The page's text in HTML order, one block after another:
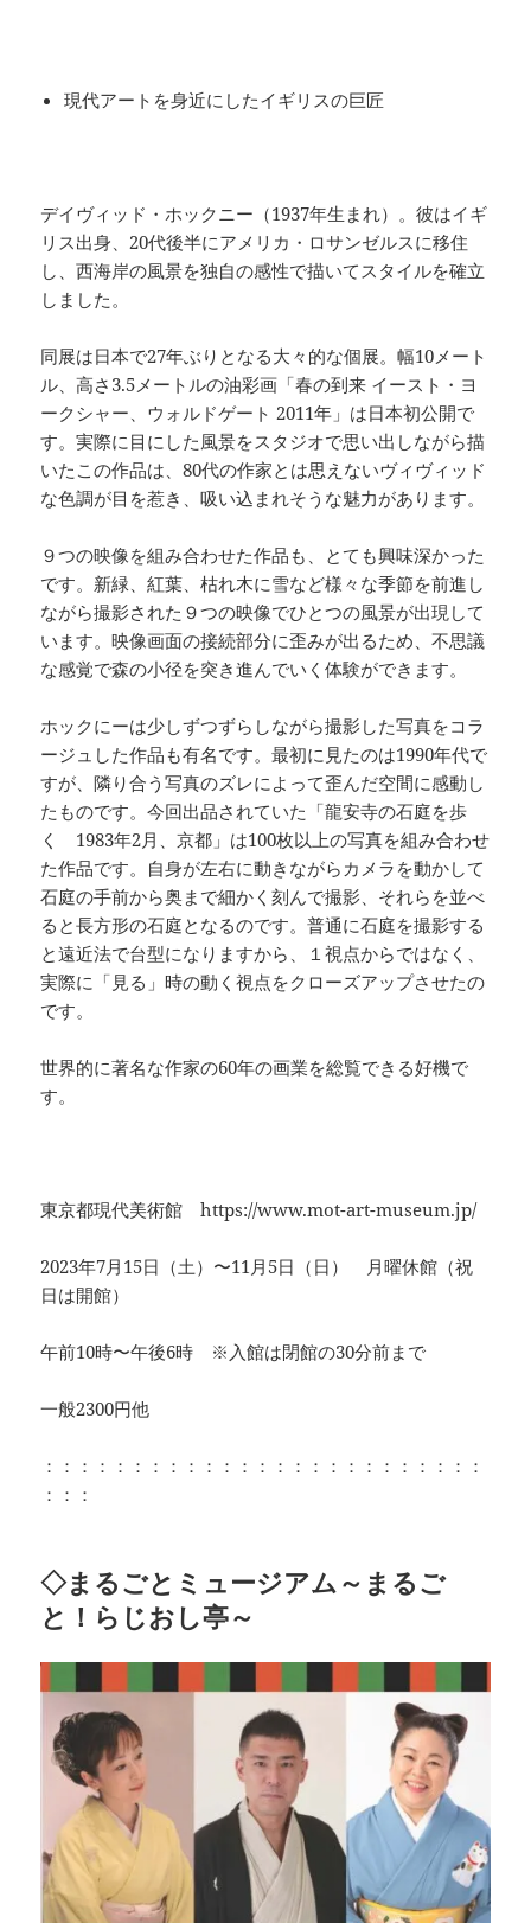
現代アートを身近にしたイギリスの巨匠
デイヴィッド・ホックニー（1937年生まれ）。彼はイギ
リス出身、20代後半にアメリカ・ロサンゼルスに移住
し、西海岸の風景を独自の感性で描いてスタイルを確立
しました。
同展は日本で27年ぶりとなる大々的な個展。幅10メート
ル、高さ3.5メートルの油彩画「春の到来 イースト・ヨ
ークシャー、ウォルドゲート 2011年」は日本初公開で
す。実際に目にした風景をスタジオで思い出しながら描
いたこの作品は、80代の作家とは思えないヴィヴィッド
な色調が目を惹き、吸い込まれそうな魅力があります。
９つの映像を組み合わせた作品も、とても興味深かった
です。新緑、紅葉、枯れ木に雪など様々な季節を前進し
ながら撮影された９つの映像でひとつの風景が出現して
います。映像画面の接続部分に歪みが出るため、不思議
な感覚で森の小径を突き進んでいく体験ができます。
ホックにーは少しずつずらしながら撮影した写真をコラ
ージュした作品も有名です。最初に見たのは1990年代で
すが、隣り合う写真のズレによって歪んだ空間に感動し
たものです。今回出品されていた「龍安寺の石庭を歩
く 1983年2月、京都」は100枚以上の写真を組み合わせ
た作品です。自身が左右に動きながらカメラを動かして
石庭の手前から奥まで細かく刻んで撮影、それらを並べ
ると長方形の石庭となるのです。普通に石庭を撮影する
と遠近法で台型になりますから、１視点からではなく、
実際に「見る」時の動く視点をクローズアップさせたの
です。
世界的に著名な作家の60年の画業を総覧できる好機で
す。
東京都現代美術館 https://www.mot-art-museum.jp/
2023年7月15日（土）〜11月5日（日） 月曜休館（祝
日は開館）
午前10時〜午後6時 ※入館は閉館の30分前まで
一般2300円他
：：：：：：：：：：：：：：：：：：：：：：：：：
：：：
◇まるごとミュージアム～まるご
と！らじおし亭～